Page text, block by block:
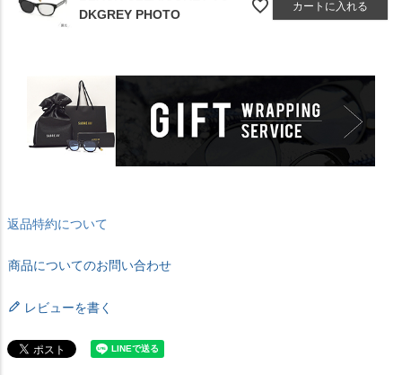
DKGREY PHOTO
カートに入れる
返品特約について
商品についてのお問い合わせ
レビューを書く